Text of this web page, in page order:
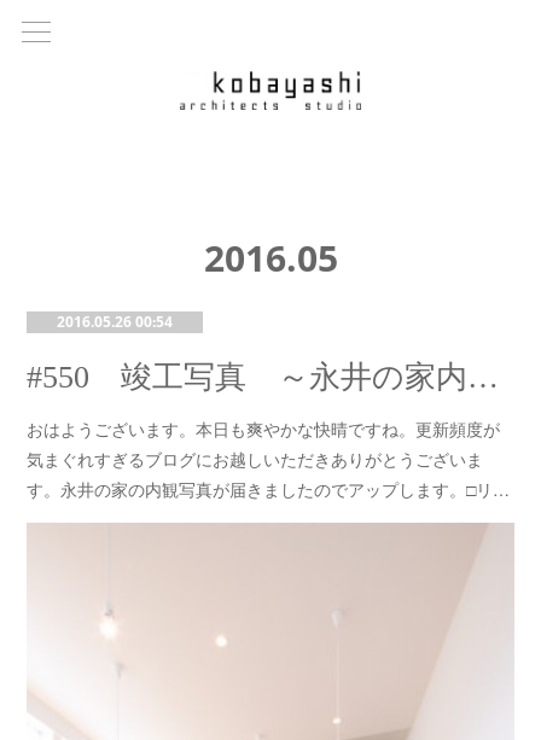
2016.05
2016.05.26 00:54
#550 竣工写真 ～永井の家内観～
おはようございます。本日も爽やかな快晴ですね。更新頻度が
気まぐれすぎるブログにお越しいただきありがとうございま
す。永井の家の内観写真が届きましたのでアップします。□リ…